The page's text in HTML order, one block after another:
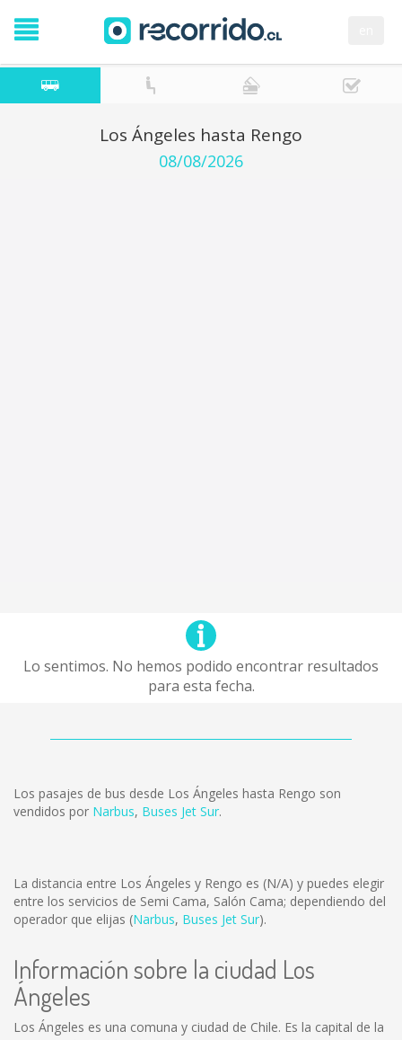
Los Ángeles hasta Rengo
08/08/2026
Lo sentimos. No hemos podido encontrar resultados
para esta fecha.
Los pasajes de bus desde Los Ángeles hasta Rengo son
vendidos por Narbus, Buses Jet Sur.
La distancia entre Los Ángeles y Rengo es (N/A) y puedes elegir
entre los servicios de Semi Cama, Salón Cama; dependiendo del
operador que elijas (Narbus, Buses Jet Sur).
Información sobre la ciudad Los
Ángeles
Los Ángeles es una comuna y ciudad de Chile. Es la capital de la